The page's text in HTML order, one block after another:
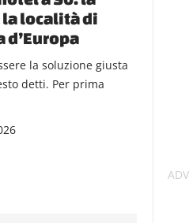
la località di
d’Europa
la soluzione giusta
detti. Per prima